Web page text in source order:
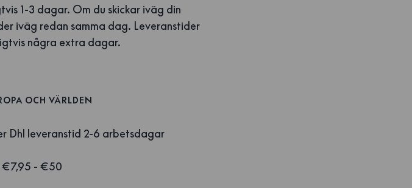
1-3 dagar. Om du skickar iväg din
iväg redan samma dag. Leveranstider
några extra dagar.
OCH VÄRLDEN
Dhl leveranstid 2-6 arbetsdagar
€7,95 - €50